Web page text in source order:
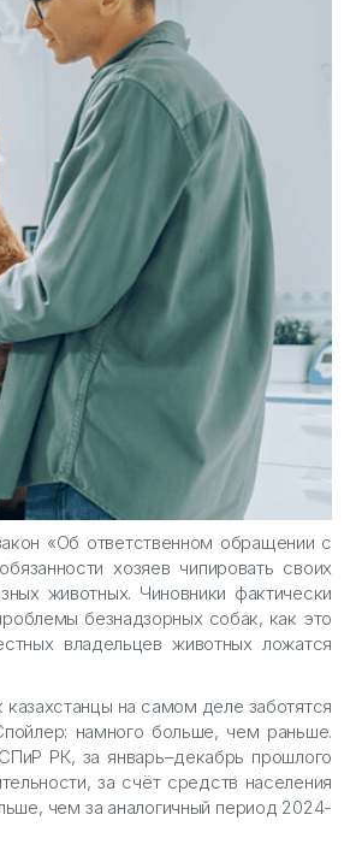
«Об ответственном обращении с
хозяев чипировать своих
животных. Чиновники фактически
безнадзорных собак, как это
владельцев животных ложатся
на самом деле заботятся
намного больше, чем раньше.
РК, за январь–декабрь прошлого
за счёт средств населения
чем за аналогичный период 2024-